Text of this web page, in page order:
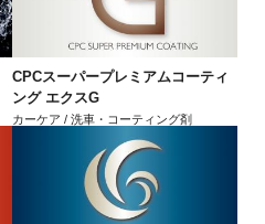
CPCスーパープレミアムコーティ
ング エクスG
カーケア / 洗車・コーティング剤